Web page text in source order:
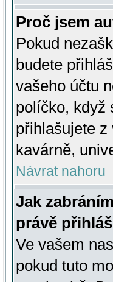
Proč jsem
Pokud
budete
vašeho účtu
políčko, když
přihlašujete z
kavárně,
Návrat nahoru
Jak
právě
Ve vašem
pokud tuto